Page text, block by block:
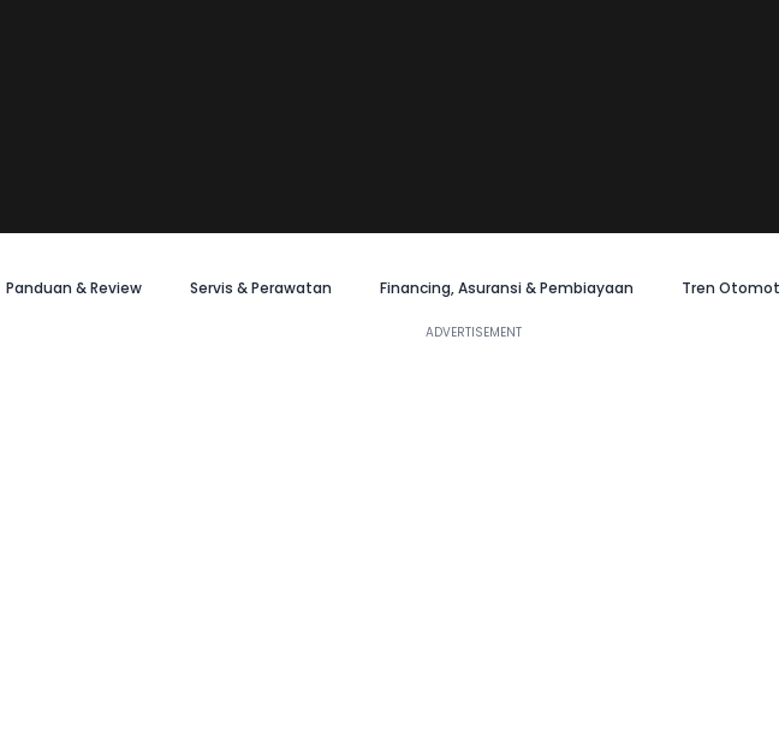
Panduan & Review Servis & Perawatan Financing, Asuransi & Pembiayaan Tren